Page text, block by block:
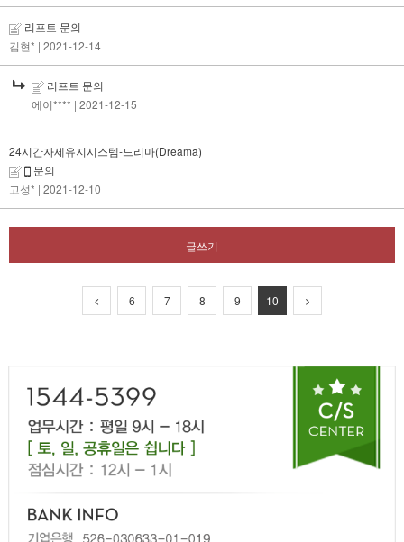
리프트 문의
김현* | 2021-12-14
리프트 문의
에이**** | 2021-12-15
24시간자세유지시스템-드리마(Dreama)
문의
고성* | 2021-12-10
글쓰기
6 7 8 9 10